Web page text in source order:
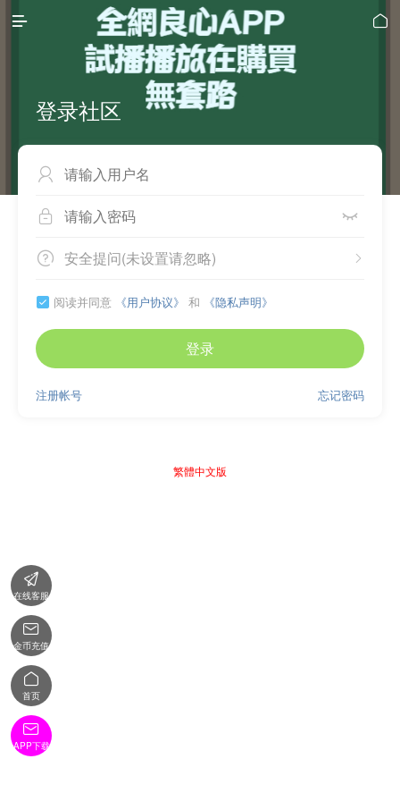
 
登录社区

 
 
安全提问(未设置请忽略)
 阅读并同意 《用户协议》 和 《隐私声明》
登录
忘记密码
注册帐号
繁體中文版

在线客服

金币充值

首页

APP下载